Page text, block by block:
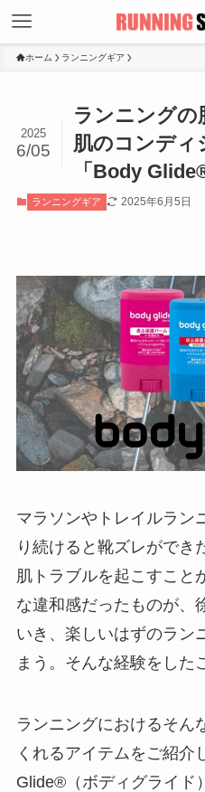
ホーム ランニングギア
ランニングの
肌のコンディ
「Body
2025
6/05
ランニングギア 2025年6月5日
マラソンやトレイルラン
り続けると靴ズレができ
肌トラブルを起こすこと
な違和感だったものが、
いき、楽しいはずのラン
まう。そんな経験をした
ランニングにおけるそん
くれるアイテムをご紹介
Glide®（ボディグライド